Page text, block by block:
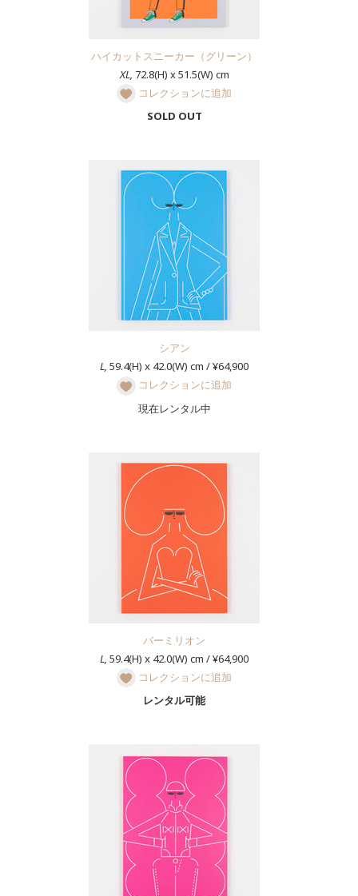
ハイカットスニーカー（グリーン）
XL, 72.8(H) x 51.5(W) cm
コレクションに追加
SOLD OUT
シアン
L, 59.4(H) x 42.0(W) cm / ¥64,900
コレクションに追加
現在レンタル中
バーミリオン
L, 59.4(H) x 42.0(W) cm / ¥64,900
コレクションに追加
レンタル可能